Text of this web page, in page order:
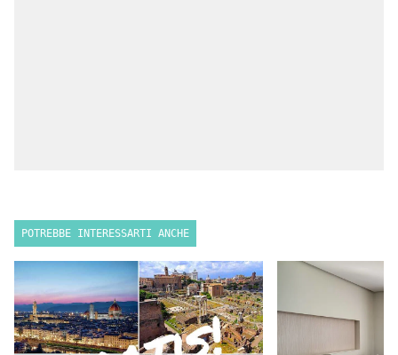
POTREBBE INTERESSARTI ANCHE